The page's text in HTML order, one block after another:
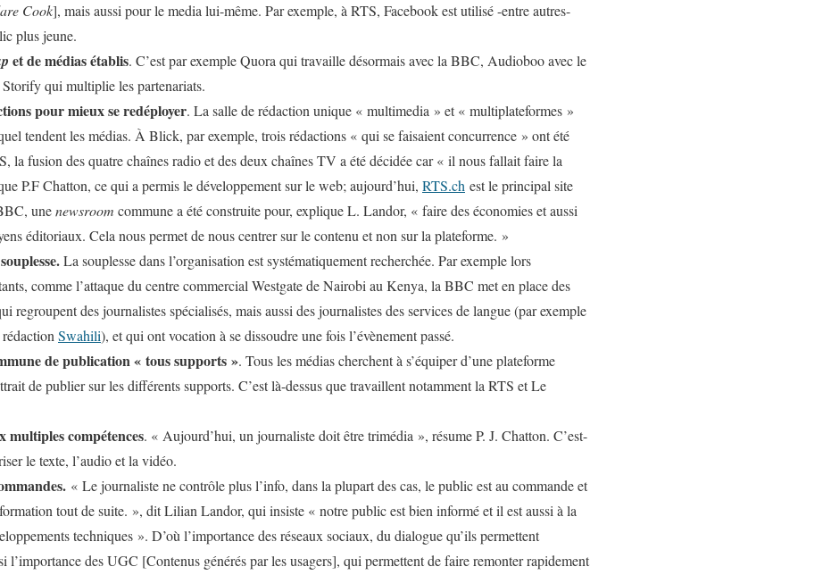
Cook], mais aussi pour le media lui-même. Par exemple, à RTS, Facebook est utilisé -entre autres-
plus jeune.
et de médias établis. C’est par exemple Quora qui travaille désormais avec la BBC, Audioboo avec le
qui multiplie les partenariats.
pour mieux se redéployer. La salle de rédaction unique « multimedia » et « multiplateformes »
tendent les médias. À Blick, par exemple, trois rédactions « qui se faisaient concurrence » ont été
la fusion des quatre chaînes radio et des deux chaînes TV a été décidée car « il nous fallait faire la
P.F Chatton, ce qui a permis le développement sur le web; aujourd’hui, RTS.ch est le principal site
unenewsroom commune a été construite pour, explique L. Landor, « faire des économies et aussi
éditoriaux. Cela nous permet de nous centrer sur le contenu et non sur la plateforme. »
La souplesse dans l’organisation est systématiquement recherchée. Par exemple lors
comme l’attaque du centre commercial Westgate de Nairobi au Kenya, la BBC met en place des
regroupent des journalistes spécialisés, mais aussi des journalistes des services de langue (par exemple
Swahili), et qui ont vocation à se dissoudre une fois l’évènement passé.
de publication « tous supports ». Tous les médias cherchent à s’équiper d’une plateforme
de publier sur les différents supports. C’est là-dessus que travaillent notamment la RTS et Le
multiples compétences. « Aujourd’hui, un journaliste doit être trimédia », résume P. J. Chatton. C’est-
le texte, l’audio et la vidéo.
« Le journaliste ne contrôle plus l’info, dans la plupart des cas, le public est au commande et
tout de suite. », dit Lilian Landor, qui insiste « notre public est bien informé et il est aussi à la
techniques ». D’où l’importance des réseaux sociaux, du dialogue qu’ils permettent
l’importance des UGC [Contenus générés par les usagers], qui permettent de faire remonter rapidement